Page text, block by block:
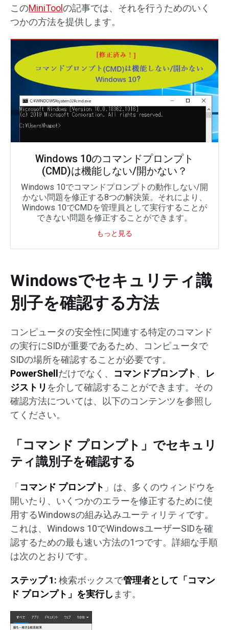
このMiniToolの記事では、それを行うためのいく
つかの方法を提供します。
Windows 10のコマンドプロンプト
(CMD)は機能しない/開かない？
Windows 10でコマンドプロンプトの動作しない/開
かない問題を修正する8つの解決策。それにより、
Windows 10でCMDを管理員として実行することが
できない問題を修正することができます。
もっと見る
Windowsでセキュリティ識
別子を確認する方法
コンピュータの安全性に関連する特定のコマンド
の実行にSIDが重要であるため、コンピュータで
SIDの場所を確認することが必要です。
PowerShell だけでなく、 コマンドプロンプト 、 レ
ジストリ を介して確認することができます。その
確認方法については、以下のコンテンツを参照し
てください。
「コマンド プロンプト」でセキュリ
ティ識別子を確認する
「 コマンド プロンプト 」は、多くのウィンドウを
開いたり、いくつかのエラーを修正するために使
用するWindowsの組み込みユーティリティです。
これは、Windows 10でWindowsユーザーSIDを確
認するための最も速い方法の1つです。詳細な手順
は次のとおりです。
ステップ 1: 検索ボックスで管理者として「コマン
ド プロンプト」を実行し ます。